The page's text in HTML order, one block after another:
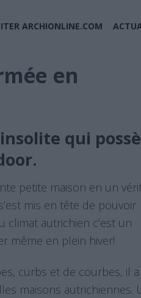
ARCHIONLINE.COM
en
qui
petite maison en un
mis en tête de pouvoir
autrichien c’est un
même en plein hiver!
curbs et de courbes, il a
maisons autrichiennes.